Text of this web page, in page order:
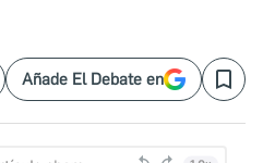
Añade El Debate en Save